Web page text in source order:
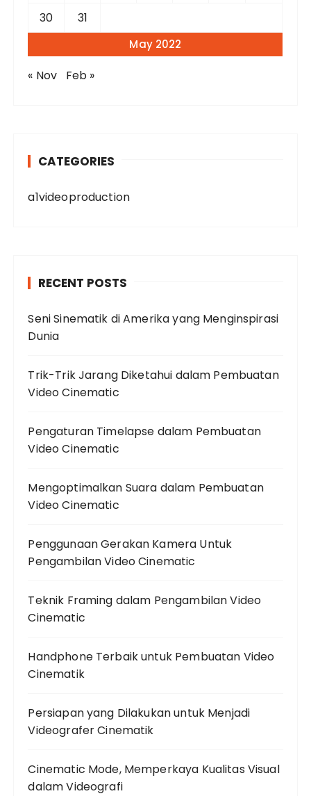
May 2022
30
31
« Nov Feb »
CATEGORIES
a1videoproduction
RECENT POSTS
Seni Sinematik di Amerika yang Menginspirasi
Dunia
Trik-Trik Jarang Diketahui dalam Pembuatan
Video Cinematic
Pengaturan Timelapse dalam Pembuatan
Video Cinematic
Mengoptimalkan Suara dalam Pembuatan
Video Cinematic
Penggunaan Gerakan Kamera Untuk
Pengambilan Video Cinematic
Teknik Framing dalam Pengambilan Video
Cinematic
Handphone Terbaik untuk Pembuatan Video
Cinematik
Persiapan yang Dilakukan untuk Menjadi
Videografer Cinematik
Cinematic Mode, Memperkaya Kualitas Visual
dalam Videografi